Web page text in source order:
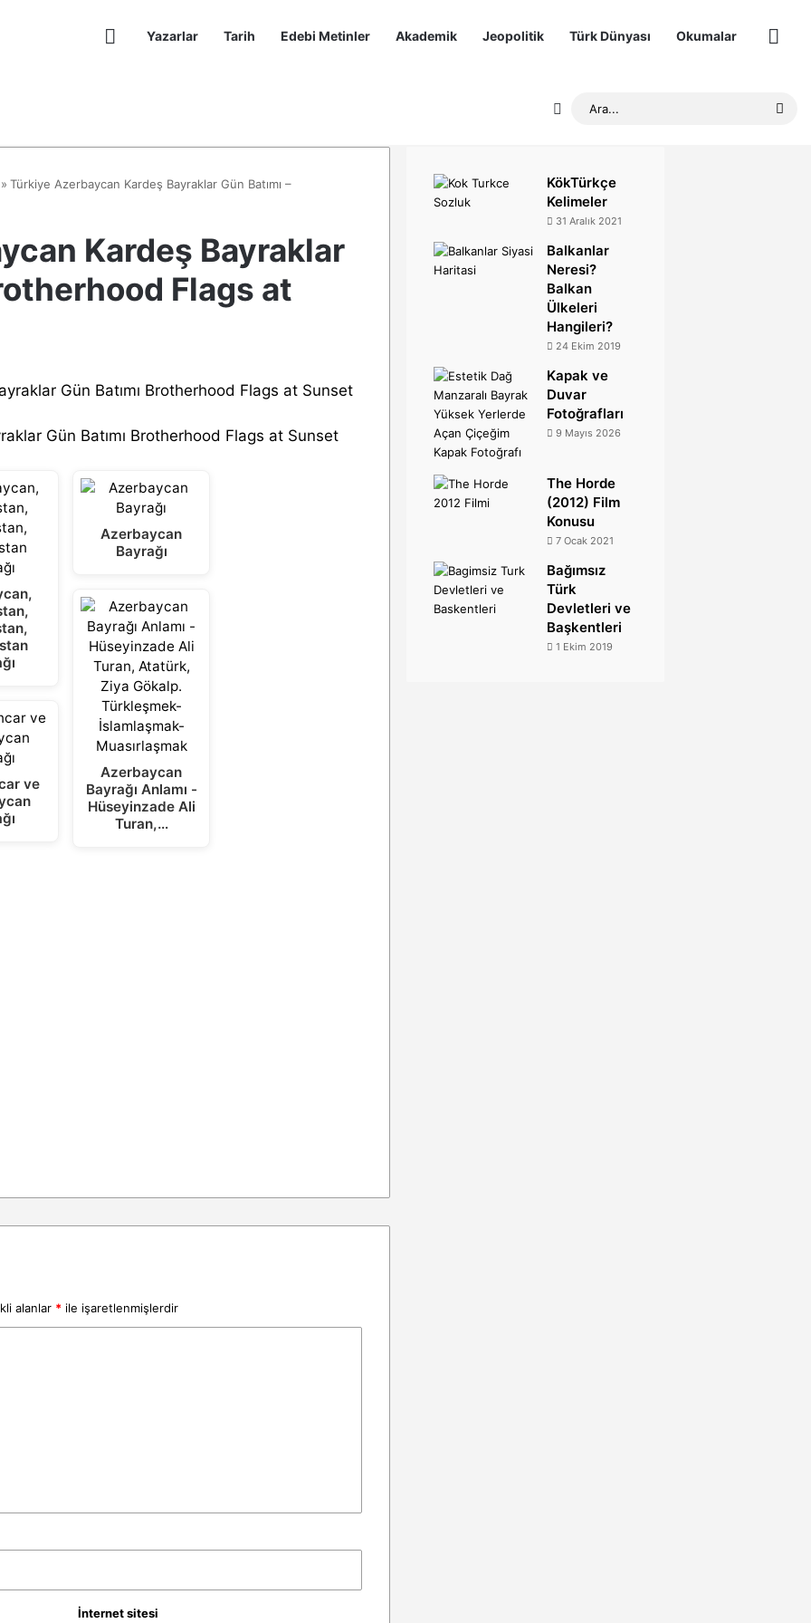
Anasayfa
Yazarlar Tarih Edebi Metinler Akademik Jeopolitik Türk Dünyası Okumalar
Rastgele Makale
» Türkiye Azerbaycan Kardeş Bayraklar Gün Batımı –
Kardeş Bayraklar
Flags at
Gün Batımı Brotherhood Flags at Sunset
ve
Azerbaycan
Bayrağı
Azerbaycan
Bayrağı Anlamı -
Hüseyinzade Ali
Turan,…
alanlar * ile işaretlenmişlerdir
İnternet sitesi
KökTürkçe
Kelimeler
31 Aralık 2021
Balkanlar
Neresi?
Balkan
Ülkeleri
Hangileri?
24 Ekim 2019
Kapak ve
Duvar
Fotoğrafları
9 Mayıs 2026
The Horde
(2012) Film
Konusu
7 Ocak 2021
Bağımsız
Türk
Devletleri ve
Başkentleri
1 Ekim 2019